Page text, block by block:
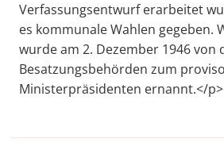
Verfassungsentwurf erarbeitet
es kommunale Wahlen gegeben.
wurde am 2. Dezember 1946 von
Besatzungsbehörden zum
Ministerpräsidenten ernannt.</p>